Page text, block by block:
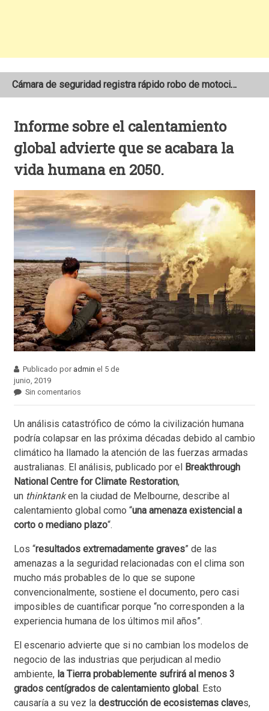
Cámara de seguridad registra rápido robo de motocicleta en el barrio Santo Domingo de Estelí
Informe sobre el calentamiento
global advierte que se acabara la
vida humana en 2050.
Publicado por admin el 5 de
junio, 2019
Sin comentarios
Un análisis catastrófico de cómo la civilización humana
podría colapsar en las próxima décadas debido al cambio
climático ha llamado la atención de las fuerzas armadas
australianas. El análisis, publicado por el
Breakthrough
National Centre for Climate Restoration,
un thinktanken la ciudad de Melbourne, describe al
calentamiento global como “una amenaza existencial a
corto o mediano plazo“.
Los “resultados extremadamente graves” de las
amenazas a la seguridad relacionadas con el clima son
mucho más probables de lo que se supone
convencionalmente, sostiene el documento, pero casi
imposibles de cuantificar porque “no corresponden a la
experiencia humana de los últimos mil años”.
El escenario advierte que si no cambian los modelos de
negocio de las industrias que perjudican al medio
ambiente, la Tierra probablemente sufrirá al menos 3
grados centígrados de calentamiento global . Esto
causaría a su vez la destrucción de ecosistemas claves,